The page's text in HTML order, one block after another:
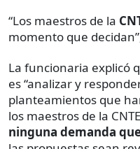
“Los maestros de la
momento que
La funcionaria explicó
es “analizar y
planteamientos que
los maestros de la
ninguna demanda